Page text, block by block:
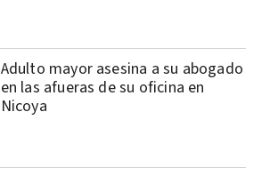
Adulto mayor asesina a su abogado
en las afueras de su oficina en
Nicoya